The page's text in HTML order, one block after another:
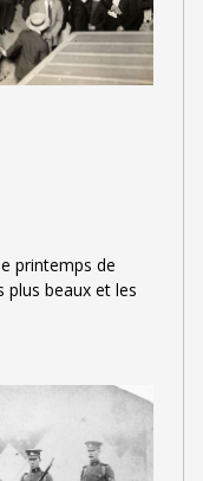
printemps de
plus beaux et les